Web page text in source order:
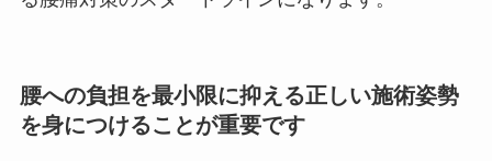
腰への負担を最小限に抑える正しい施術姿勢
を身につけることが重要です